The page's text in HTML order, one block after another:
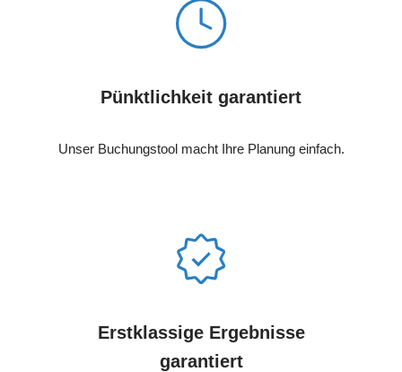
Pünktlichkeit garantiert
Unser Buchungstool macht Ihre Planung einfach.
Erstklassige Ergebnisse
garantiert